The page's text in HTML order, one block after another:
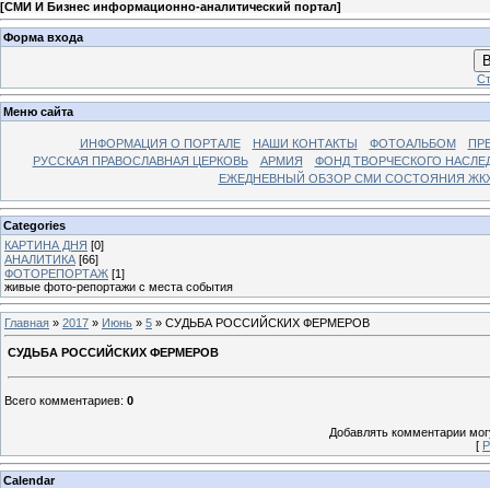
[СМИ И Бизнес информационно-аналитический портал]
Форма входа
Меню сайта
ИНФОРМАЦИЯ О ПОРТАЛЕ НАШИ КОНТАКТЫ ФОТОАЛЬБОМ
РУССКАЯ ПРАВОСЛАВНАЯ ЦЕРКОВЬ
АРМИЯ
ФОНД ТВОРЧЕСКОГО
ЕЖЕДНЕВНЫЙ ОБЗОР СМИ СОСТОЯНИЯ
Categories
КАРТИНА ДНЯ [0]
АНАЛИТИКА [66]
ФОТОРЕПОРТАЖ [1]
живые фото-репортажи с места события
Главная » 2017 » Июнь » 5 » СУДЬБА РОССИЙСКИХ ФЕРМЕРОВ
СУДЬБА РОССИЙСКИХ ФЕРМЕРОВ
Всего комментариев: 0
Добавлять комментарии
[
Calendar